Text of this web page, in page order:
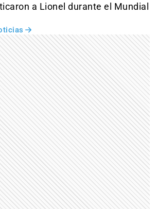
a Lionel durante el Mundial